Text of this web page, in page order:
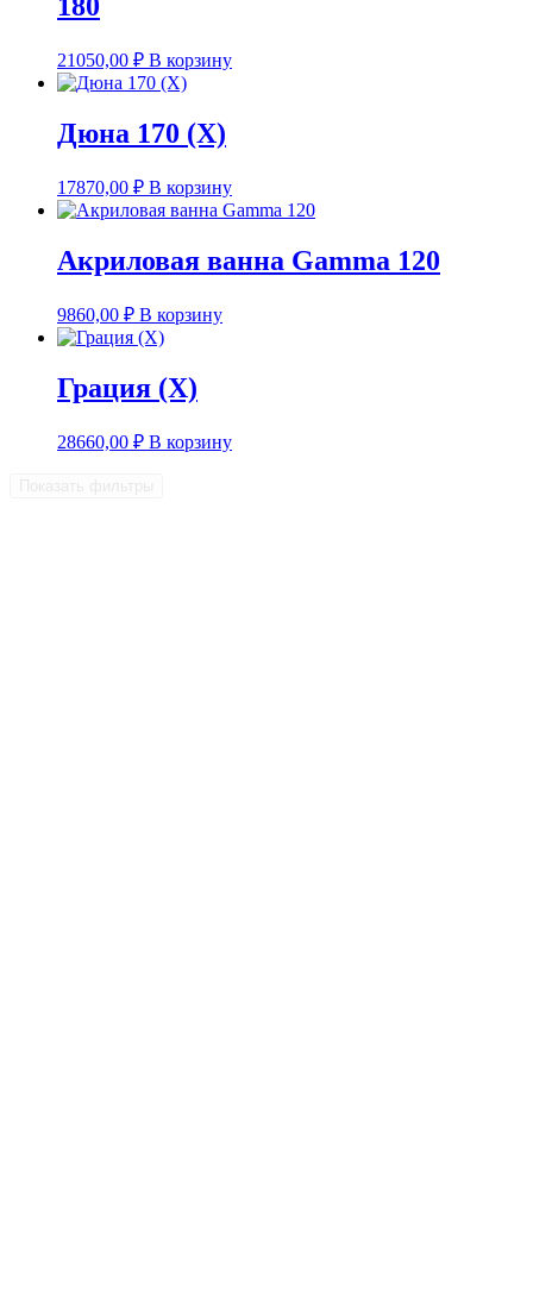
180
21050,00 ₽ В корзину
Дюна 170 (X)
17870,00 ₽ В корзину
Акриловая ванна Gamma 120
9860,00 ₽ В корзину
Грация (X)
28660,00 ₽ В корзину